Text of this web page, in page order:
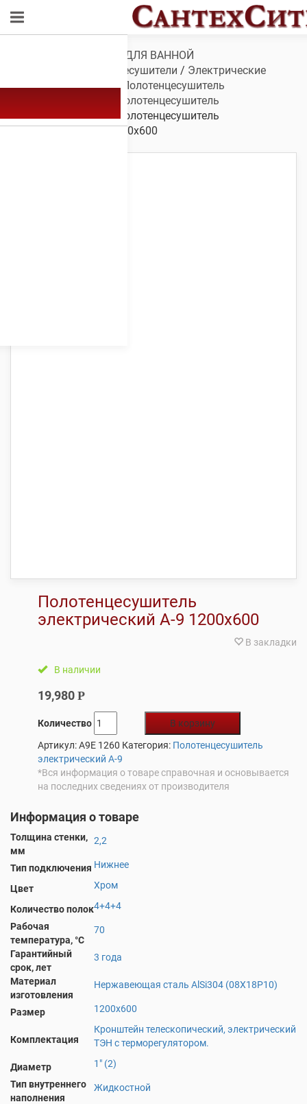
САНТЕХНИКА ДЛЯ ВАННОЙ
Полотенцесушители / Электрические
полотенцесушители/ Полотенцесушитель
Полотенцесушитель
электрический А-9/ Полотенцесушитель
электрический А-9 1200х600
Полотенцесушитель
электрический А-9 1200х600
В закладки
В наличии
19,980 Р
Количество
В корзину
Артикул:A9E 1260 Категория: Полотенцесушитель
электрический А-9
*Вся информация о товаре справочная и основывается
на последних сведениях от производителя
Информация о товаре
Толщина стенки,
мм
2,2
Тип подключения Нижнее
Цвет Хром
Количество полок4+4+4
Рабочая
температура, °С
70
Гарантийный
срок, лет
3 года
Материал
изготовления
Нержавеющая сталь AlSi304 (08Х18Р10)
Размер 1200х600
Комплектация
Кронштейн телескопический, электрический
ТЭН с терморегулятором.
Диаметр
1" (2)
Тип внутреннего
наполнения
Жидкостной